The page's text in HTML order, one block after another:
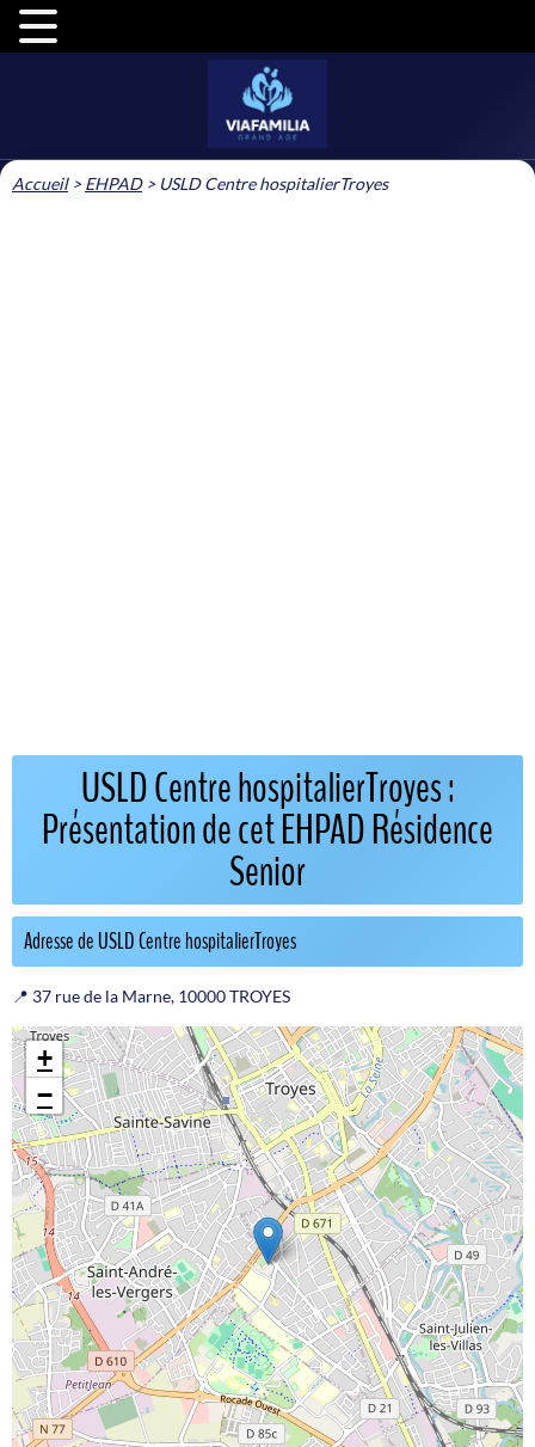
Accueil>EHPAD> USLD Centre hospitalierTroyes
USLD Centre hospitalierTroyes :
Présentation de cet EHPAD Résidence
Senior
Adresse de USLD Centre hospitalierTroyes
📍 37 rue de la Marne, 10000 TROYES
+
−